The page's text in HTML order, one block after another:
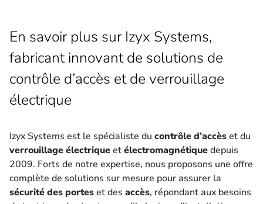
En savoir plus sur Izyx Systems,
fabricant innovant de solutions de
contrôle d’accès et de verrouillage
électrique
Izyx Systems est le spécialiste du contrôle d’accèset du
verrouillage électriqueetélectromagnétiquedepuis
2009. Forts de notre expertise, nous proposons une offre
complète de solutions sur mesure pour assurer la
sécurité des porteset des accès, répondant aux besoins